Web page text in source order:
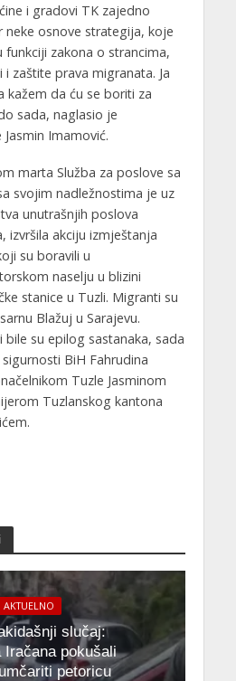
i gradovi TK zajedno
osnove strategija, koje
zakona o strancima,
zaštite prava migranata. Ja
kažem da ću se boriti za
sada, naglasio je
Imamović.
marta Služba za poslove sa
svojim nadležnostima je uz
unutrašnjih poslova
izvršila akciju izmještanja
su boravili u
naselju u blizini
stanice u Tuzli. Migranti su
Blažuj u Sarajevu.
bile su epilog sastanaka, sada
BiH Fahrudina
Tuzle Jasminom
Tuzlanskog kantona
AKTUELNO
slučaj:
Iračana pokušali
petoricu